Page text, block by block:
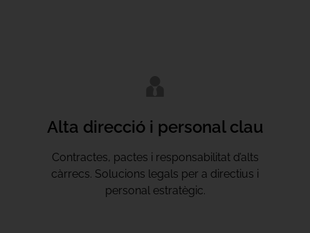
Alta direcció i personal clau
Contractes, pactes i responsabilitat d’alts
càrrecs. Solucions legals per a directius i
personal estratègic.